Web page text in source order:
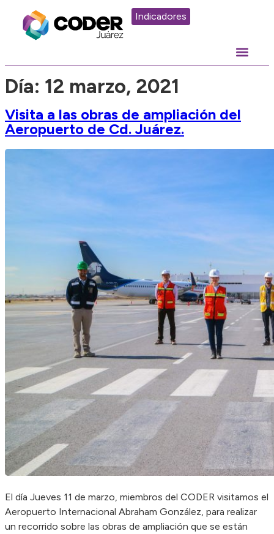
Indicadores
Día: 12 marzo, 2021
Visita a las obras de ampliación del
Aeropuerto de Cd. Juárez.
El día Jueves 11 de marzo, miembros del CODER visitamos el
Aeropuerto Internacional Abraham González, para realizar
un recorrido sobre las obras de ampliación que se están